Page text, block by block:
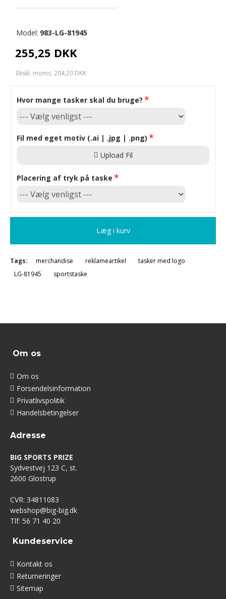
255,25 DKK
Ekskl. moms: 204,20 DKK
Model: 983-LG-81945
Hvor mange tasker skal du bruge?
Fil med eget motiv (.ai | .jpg | .png)
Upload Fil
Placering af tryk på taske
Læg i kurv
Tags: merchandise reklameartikel
tasker med logo
LG-81945
sportstaske
Om os
Om os
Forsendelsinformation
Privatlivspolitik
Handelsbetingelser
Adresse
BIG SPORTS PRIZE
Sydvestvej 123 C, st.
2600 Glostrup
CVR: 34811083
webshop@big-big.dk
Tlf: 56 71 40 20
Kundeservice
Kontakt os
Returneringer
Sitemap